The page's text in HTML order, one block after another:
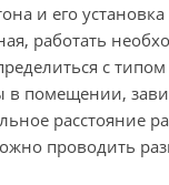
и его установка
работать
с
в помещении,
расстояние
проводить